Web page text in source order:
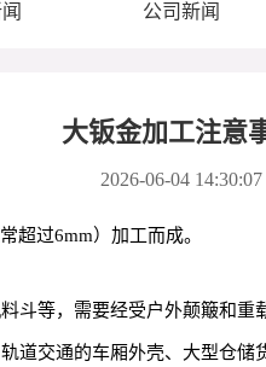
公司新闻
大钣金加工注意
2026-06-04 14:30:07
超过6mm）加工而成。
斗等，需要经受户外颠簸和重
道交通的车厢外壳、大型仓储